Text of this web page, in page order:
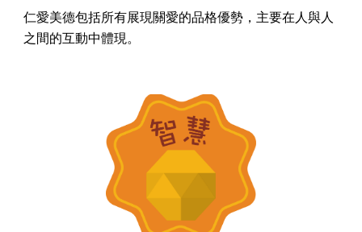
仁愛美德包括所有展現關愛的品格優勢，主要在人與人
之間的互動中體現。